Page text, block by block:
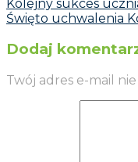
Kolejny sukces
Święto uchwalenia
Dodaj
Twój adres e-mail